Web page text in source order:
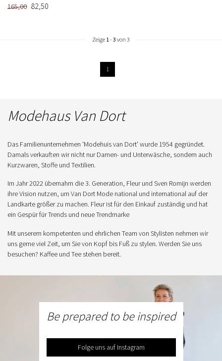
165,00 82,50
Zeige 1 - 3 von 3
1
Modehaus Van Dort
Das Familienunternehmen 'Modehuis van Dort' wurde 1954 gegründet.
Damals verkauften wir nicht nur Damen- und Unterwäsche, sondern auch
Kurzwaren, Stoffe und Textilien.
Im Jahr 2022 übernahm die 3. Generation, Fleur und Sven Romijn werden
ihre Vision nutzen, um Van Dort Mode national und international auf der
Landkarte größer zu machen. Fleur ist für den Einkauf zuständig und hat
ein Gespür für Trends und neue Trendmarke
Mit unserem kompetenten und ehrlichen Team von Stylisten nehmen wir
uns gerne viel Zeit, um Sie von Kopf bis Fuß zu stylen. Werden Sie uns
besuchen? Kaffee und Tee stehen bereit.
Be prepared to be inspired
Folge uns auf Instagram